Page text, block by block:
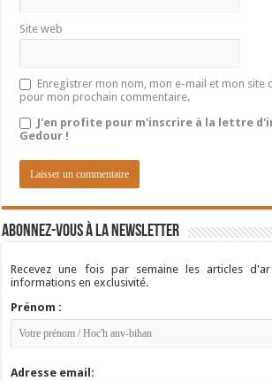
Site web
Enregistrer mon nom, mon e-mail et mon site
pour mon prochain commentaire.
J'en profite pour m'inscrire à la lettre
Gedour !
Abonnez-vous à la newsletter
Recevez une fois par semaine les articles
informations en exclusivité.
Prénom :
Adresse email: